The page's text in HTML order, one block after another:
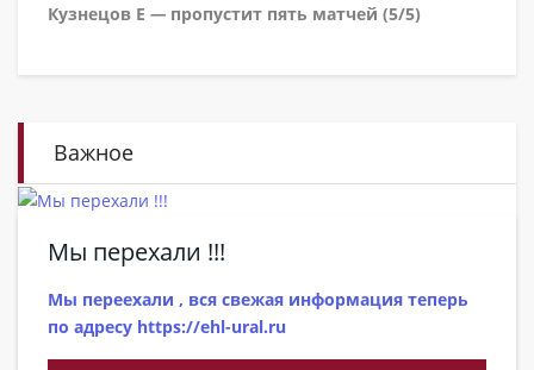
Кузнецов Е — пропустит пять матчей (5/5)
Важное
Мы перехали !!!
Мы переехали , вся свежая информация теперь
по адресу https://ehl-ural.ru